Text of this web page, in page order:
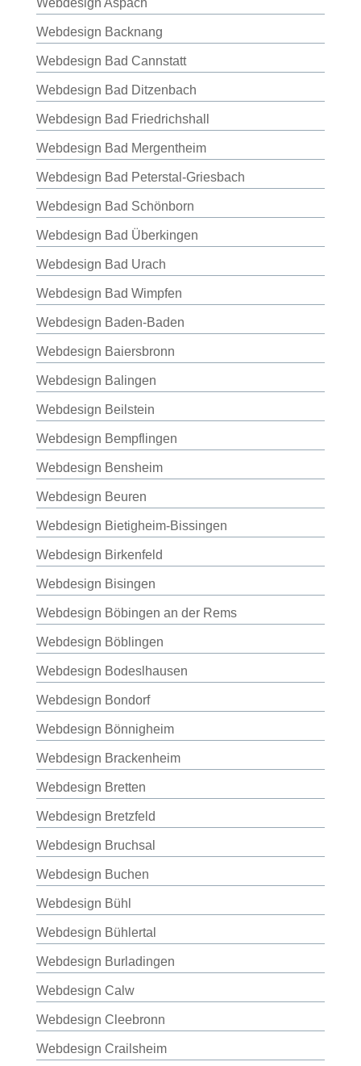
Webdesign Aspach
Webdesign Backnang
Webdesign Bad Cannstatt
Webdesign Bad Ditzenbach
Webdesign Bad Friedrichshall
Webdesign Bad Mergentheim
Webdesign Bad Peterstal-Griesbach
Webdesign Bad Schönborn
Webdesign Bad Überkingen
Webdesign Bad Urach
Webdesign Bad Wimpfen
Webdesign Baden-Baden
Webdesign Baiersbronn
Webdesign Balingen
Webdesign Beilstein
Webdesign Bempflingen
Webdesign Bensheim
Webdesign Beuren
Webdesign Bietigheim-Bissingen
Webdesign Birkenfeld
Webdesign Bisingen
Webdesign Böbingen an der Rems
Webdesign Böblingen
Webdesign Bodeslhausen
Webdesign Bondorf
Webdesign Bönnigheim
Webdesign Brackenheim
Webdesign Bretten
Webdesign Bretzfeld
Webdesign Bruchsal
Webdesign Buchen
Webdesign Bühl
Webdesign Bühlertal
Webdesign Burladingen
Webdesign Calw
Webdesign Cleebronn
Webdesign Crailsheim